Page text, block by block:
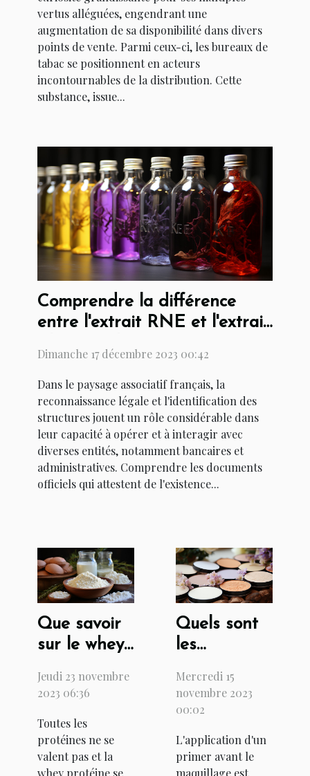
vertus alléguées, engendrant une
augmentation de sa disponibilité dans divers
points de vente. Parmi ceux-ci, les bureaux de
tabac se positionnent en acteurs
incontournables de la distribution. Cette
substance, issue...
Comprendre la différence
entre l'extrait RNE et l'extrait
Dimanche 17 décembre 2023 00:42
Dans le paysage associatif français, la
reconnaissance légale et l'identification des
structures jouent un rôle considérable dans
leur capacité à opérer et à interagir avec
diverses entités, notamment bancaires et
administratives. Comprendre les documents
officiels qui attestent de l'existence...
Que savoir
sur le whey
bienfaits et
indications
Jeudi 23 novembre
2023 06:36
Toutes les
protéines ne se
valent pas et la
whey protéine se
Quels sont
les
d'appliquer
un primer
avant de
vous
Mercredi 15
novembre 2023
00:02
L'application d'un
primer avant le
maquillage est